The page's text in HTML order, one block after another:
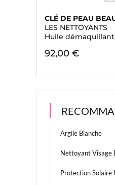
CLÉ DE PEAU
LES NETTOYANTS
Huile
92,00 €
Argile Blanche
Nettoyant Visage
Protection Solaire